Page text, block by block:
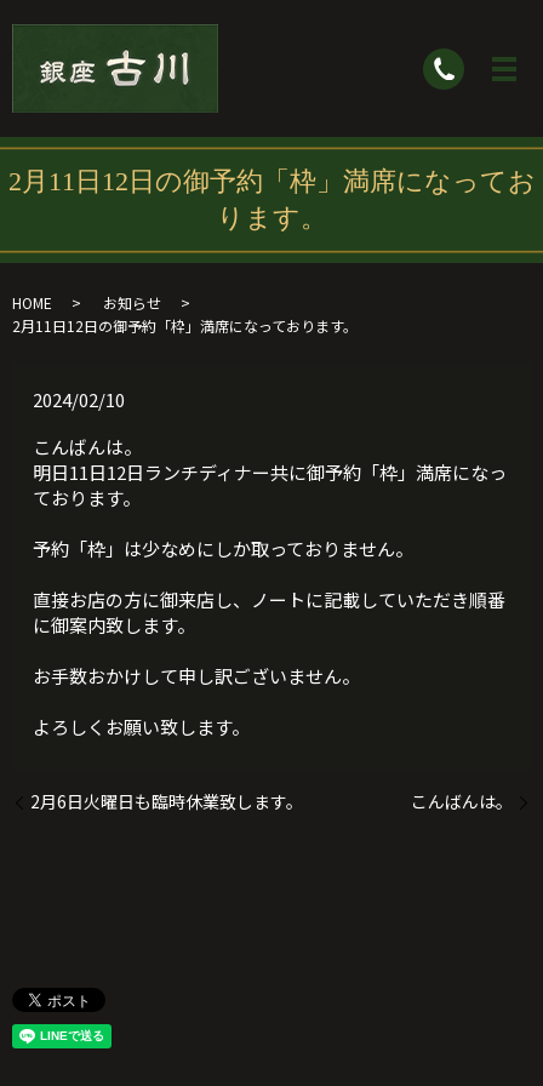
2月11日12日の御予約「枠」満席になってお
ります。
HOME
お知らせ
2月11日12日の御予約「枠」満席になっております。
2024/02/10
こんばんは。
明日11日12日ランチディナー共に御予約「枠」満席になっ
ております。
予約「枠」は少なめにしか取っておりません。
直接お店の方に御来店し、ノートに記載していただき順番
に御案内致します。
お手数おかけして申し訳ございません。
よろしくお願い致します。
2月6日火曜日も臨時休業致します。 こんばんは。